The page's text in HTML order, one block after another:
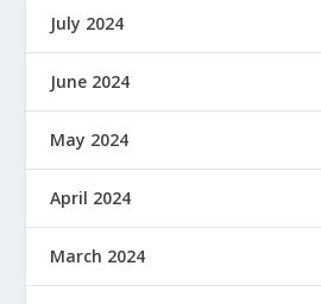
July 2024
June 2024
May 2024
April 2024
March 2024